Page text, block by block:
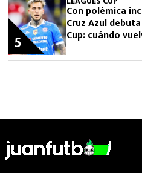
Con polémica
Cruz Azul
Cup: cuándo
5